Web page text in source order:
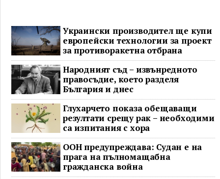
Украински производител ще купи
европейски технологии за проект
за противоракетна отбрана
Народният съд – извънредното
правосъдие, което разделя
България и днес
Глухарчето показа обещаващи
резултати срещу рак – необходими
са изпитания с хора
ООН предупреждава: Судан е на
прага на пълномащабна
гражданска война